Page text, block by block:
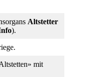
Altstetter
).
mit